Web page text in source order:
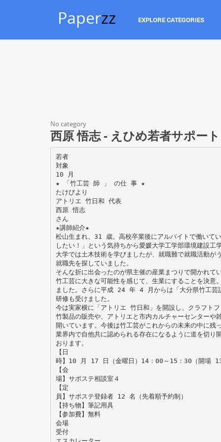
Paperzz EXPLORE CATEGORIES
No category
西原 悟志 - えひめ若者サポー
若者
対象
10 月
★ 「竹工芸 師 」 の仕 事 ★
たけびより
アトリエ 竹日和 代表
西原 悟志
さん
★講師紹介★
松山生まれ、31 歳。高校卒業後にアルバイトで働いて
したい！」という気持ちから愛媛大学工学部環境建設工
大学では土木技術を学びましたが、就職難で就職活動が
就職先を探していました。
そんな折に出会ったのが県主催の産業まつりで開かれて
竹工芸に大きな可能性を感じて、生業にすることを決意
ました。さらに平成 24 年 4 月からは「大分県竹工
研修も受けました。
今は実家横に「アトリエ 竹日和」を開設し、クラフト
竹製品の販売や、アトリエと市内カルチャーセンターや
開いています。今後は竹工芸がこれからの未来の中に残
業界内で自他共に認められる存在になるように道を切り
おります。
【日
時】10 月 17 日（金曜日）14：00～15：30（開場
【会
場】サポステ相談室４
【定
員】サポステ登録者 12 名（先着順予約制）
【持ち物】筆記用具
【参加費】無料
会場
受付
エスカレーター